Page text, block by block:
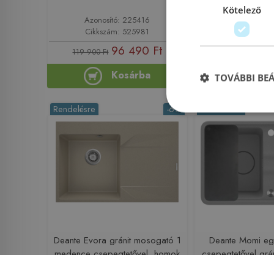
Azonosító: 225416
Cikkszám: 525981
119 900 Ft 96 490 Ft
Kosárba
Azonosító:
Cikkszám:
-6%
Rendelésre
Deante Evora gránit mosogató 1
Deante Momi
Kötelező
TOVÁBBI